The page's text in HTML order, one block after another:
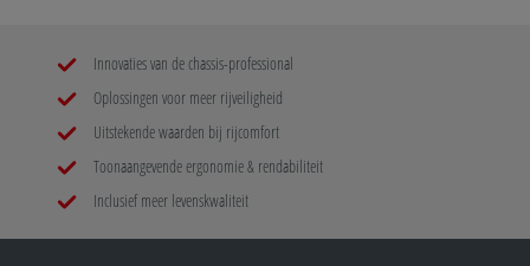
Innovaties van de chassis-professional
Oplossingen voor meer rijveiligheid
Uitstekende waarden bij rijcomfort
Toonaangevende ergonomie & rendabiliteit
Inclusief meer levenskwaliteit